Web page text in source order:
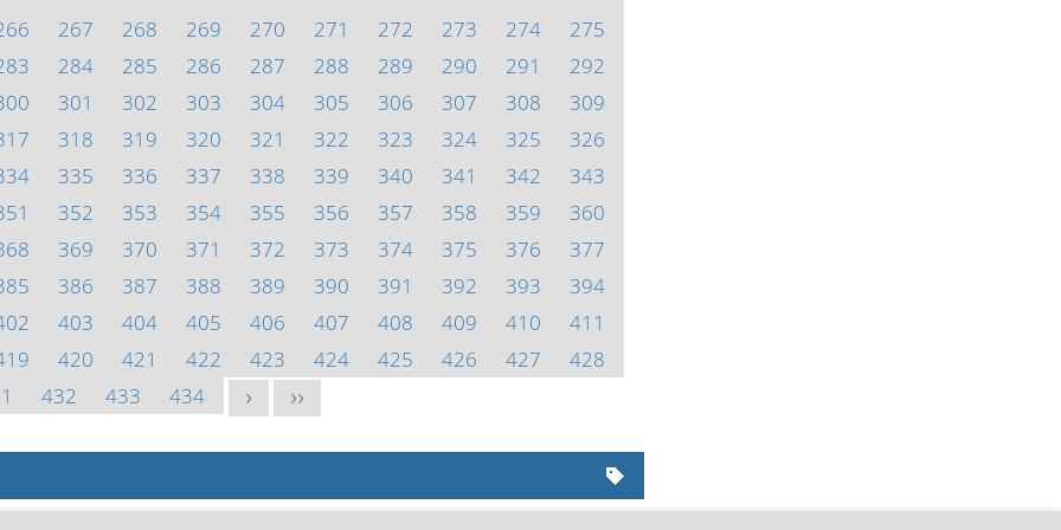
267 268 269 270 271 272 273 274
275
284 285 286 287 288 289 290 291
292
301 302 303 304 305 306 307 308
309
318 319 320 321 322 323 324 325
326
335 336 337 338 339 340 341 342
343
352 353 354 355 356 357 358 359
360
369 370 371 372 373 374 375 376
377
386 387 388 389 390 391 392 393
394
403 404 405 406 407 408 409 410
411
420 421 422 423 424 425 426 427
428
432 433 434 > >>